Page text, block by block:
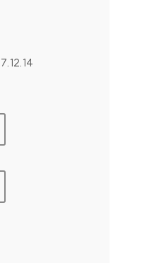
터 대표 홈페이지